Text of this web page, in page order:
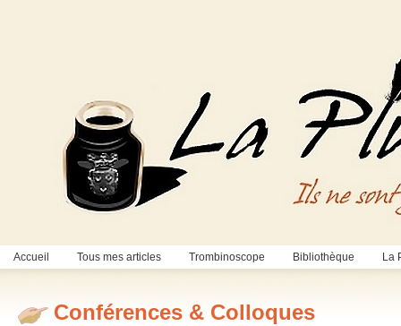
Accueil Tous mes articles Trombinoscope Bibliothèque La
Conférences & Colloques